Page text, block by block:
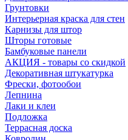
Грунтовки
Интерьерная краска для стен
Карнизы для штор
Шторы готовые
Бамбуковые панели
АКЦИЯ - товары со скидкой
Декоративная штукатурка
Фрески, фотообои
Лепнина
Лаки и клеи
Подложка
Террасная доска